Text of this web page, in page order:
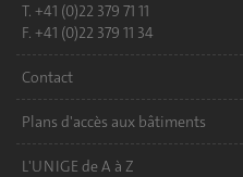
T. +41 (0)22 379 71 11
F. +41 (0)22 379 11 34
Contact
Plans d'accès aux bâtiments
L'UNIGE de A à Z